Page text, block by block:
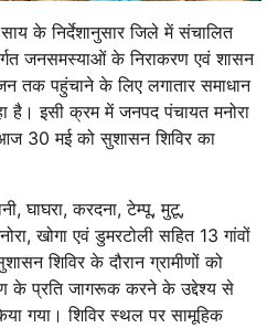
के निर्देशानुसार जिले में संचालित
जनसमस्याओं के निराकरण एवं शासन
तक पहुंचाने के लिए लगातार समाधान
है। इसी क्रम में जनपद पंचायत मनोरा
30 मई को सुशासन शिविर का
घाघरा, करदना, टेम्पू, मुटू,
खोगा एवं डुमरटोली सहित 13 गांवों
शिविर के दौरान ग्रामीणों को
के प्रति जागरूक करने के उद्देश्य से
गया। शिविर स्थल पर सामूहिक